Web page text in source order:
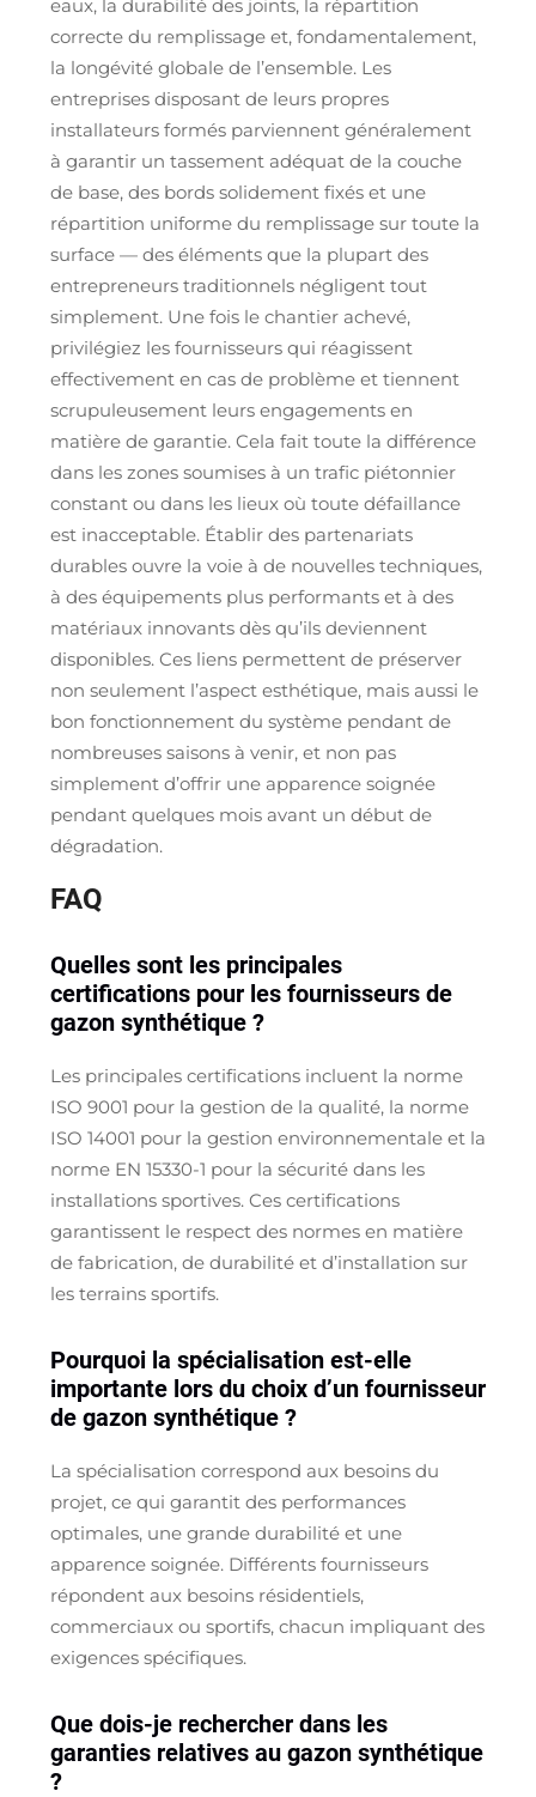
eaux, la durabilité des joints, la répartition
correcte du remplissage et, fondamentalement,
la longévité globale de l’ensemble. Les
entreprises disposant de leurs propres
installateurs formés parviennent généralement
à garantir un tassement adéquat de la couche
de base, des bords solidement fixés et une
répartition uniforme du remplissage sur toute la
surface — des éléments que la plupart des
entrepreneurs traditionnels négligent tout
simplement. Une fois le chantier achevé,
privilégiez les fournisseurs qui réagissent
effectivement en cas de problème et tiennent
scrupuleusement leurs engagements en
matière de garantie. Cela fait toute la différence
dans les zones soumises à un trafic piétonnier
constant ou dans les lieux où toute défaillance
est inacceptable. Établir des partenariats
durables ouvre la voie à de nouvelles techniques,
à des équipements plus performants et à des
matériaux innovants dès qu’ils deviennent
disponibles. Ces liens permettent de préserver
non seulement l’aspect esthétique, mais aussi le
bon fonctionnement du système pendant de
nombreuses saisons à venir, et non pas
simplement d’offrir une apparence soignée
pendant quelques mois avant un début de
dégradation.
FAQ
Quelles sont les principales
certifications pour les fournisseurs de
gazon synthétique ?
Les principales certifications incluent la norme
ISO 9001 pour la gestion de la qualité, la norme
ISO 14001 pour la gestion environnementale et la
norme EN 15330-1 pour la sécurité dans les
installations sportives. Ces certifications
garantissent le respect des normes en matière
de fabrication, de durabilité et d’installation sur
les terrains sportifs.
Pourquoi la spécialisation est-elle
importante lors du choix d’un fournisseur
de gazon synthétique ?
La spécialisation correspond aux besoins du
projet, ce qui garantit des performances
optimales, une grande durabilité et une
apparence soignée. Différents fournisseurs
répondent aux besoins résidentiels,
commerciaux ou sportifs, chacun impliquant des
exigences spécifiques.
Que dois-je rechercher dans les
garanties relatives au gazon synthétique
?